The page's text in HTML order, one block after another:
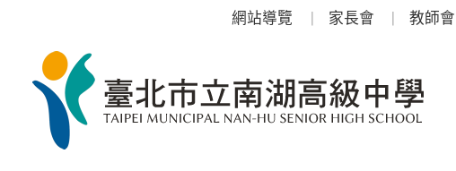
網站導覽 家長會 教師會